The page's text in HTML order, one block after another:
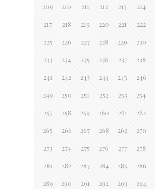
209 210 211 212 213 214
217 218 219 220 221 222
225 226 227 228 229 230
233 234 235 236 237 238
241 242 243 244 245 246
249 250 251 252 253 254
257 258 259 260 261 262
265 266 267 268 269 270
273 274 275 276 277 278
281 282 283 284 285 286
289 290 291 292 293 294